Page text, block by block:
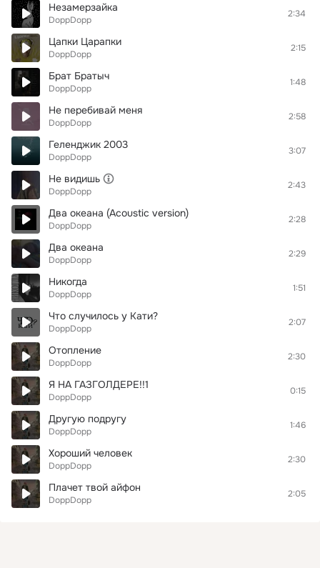
Незамерзайка
DoppDopp
2:34
Цапки Царапки
DoppDopp
2:15
Брат Братыч
DoppDopp
1:48
Не перебивай меня
DoppDopp
2:58
Геленджик 2003
DoppDopp
3:07
Не видишь
DoppDopp
2:43
Два океана (Acoustic version)
DoppDopp
2:28
Два океана
DoppDopp
2:29
Никогда
DoppDopp
1:51
Что случилось у Кати?
DoppDopp
2:07
Отопление
DoppDopp
2:30
Я НА ГАЗГОЛДЕРЕ!!1
DoppDopp
0:15
Другую подругу
DoppDopp
1:46
Хороший человек
DoppDopp
2:30
Плачет твой айфон
DoppDopp
2:05